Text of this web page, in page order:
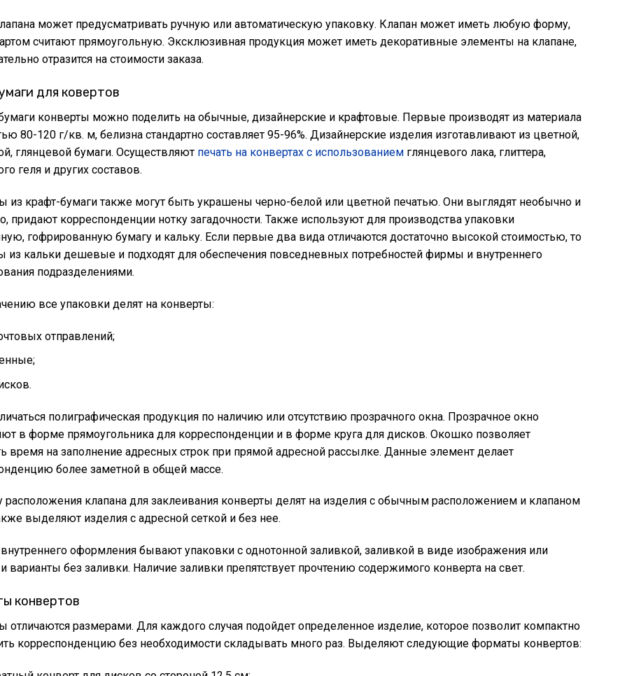
может предусматривать ручную или автоматическую упаковку. Клапан может иметь любую форму,
считают прямоугольную. Эксклюзивная продукция может иметь декоративные элементы на клапане,
отразится на стоимости заказа.
для ковертов
конверты можно поделить на обычные, дизайнерские и крафтовые. Первые производят из материала
80-120 г/кв. м, белизна стандартно составляет 95-96%. Дизайнерские изделия изготавливают из цветной,
глянцевой бумаги. Осуществляют печать на конвертах с использованием глянцевого лака, глиттера,
геля и других составов.
из крафт-бумаги также могут быть украшены черно-белой или цветной печатью. Они выглядят необычно и
придают корреспонденции нотку загадочности. Также используют для производства упаковки
гофрированную бумагу и кальку. Если первые два вида отличаются достаточно высокой стоимостью, то
из кальки дешевые и подходят для обеспечения повседневных потребностей фирмы и внутреннего
подразделениями.
все упаковки делят на конверты:
отправлений;
полиграфическая продукция по наличию или отсутствию прозрачного окна. Прозрачное окно
в форме прямоугольника для корреспонденции и в форме круга для дисков. Окошко позволяет
время на заполнение адресных строк при прямой адресной рассылке. Данные элемент делает
более заметной в общей массе.
расположения клапана для заклеивания конверты делят на изделия с обычным расположением и клапаном
выделяют изделия с адресной сеткой и без нее.
оформления бывают упаковки с однотонной заливкой, заливкой в виде изображения или
варианты без заливки. Наличие заливки препятствует прочтению содержимого конверта на свет.
конвертов
отличаются размерами. Для каждого случая подойдет определенное изделие, которое позволит компактно
корреспонденцию без необходимости складывать много раз. Выделяют следующие форматы конвертов: